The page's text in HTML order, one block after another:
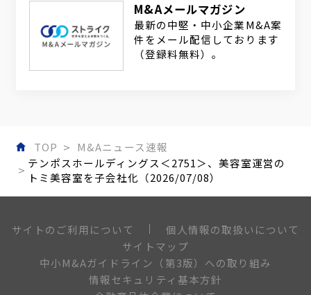
M&Aメールマガジン
最新の中堅・中小企業M&A案
件をメール配信しております
（登録料無料）。
TOP
M&Aニュース速報
テンポスホールディングス＜2751＞、美容室運営の
トミ美容室を子会社化（2026/07/08）
サイトのご利用について
個人情報の取扱いについて
サイトマップ
中小M&Aガイドライン（第3版）への取り組み
情報セキュリティ基本方針